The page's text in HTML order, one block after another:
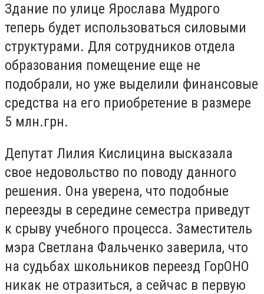
Здание по улице Ярослава Мудрого
теперь будет использоваться силовыми
структурами. Для сотрудников отдела
образования помещение еще не
подобрали, но уже выделили финансовые
средства на его приобретение в размере
5 млн.грн.
Депутат Лилия Кислицина высказала
свое недовольство по поводу данного
решения. Она уверена, что подобные
переезды в середине семестра приведут
к срыву учебного процесса. Заместитель
мэра Светлана Фальченко заверила, что
на судьбах школьников переезд ГорОНО
никак не отразиться, а сейчас в первую